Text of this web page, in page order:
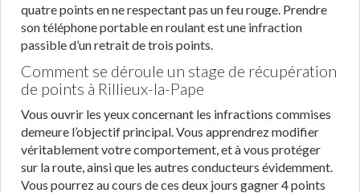
quatre points en ne respectant pas un feu rouge. Prendre
son téléphone portable en roulant est une infraction
passible d’un retrait de trois points.
Comment se déroule un stage de récupération
de points à Rillieux-la-Pape
Vous ouvrir les yeux concernant les infractions commises
demeure l’objectif principal. Vous apprendrez modifier
véritablement votre comportement, et à vous protéger
sur la route, ainsi que les autres conducteurs évidemment.
Vous pourrez au cours de ces deux jours gagner 4 points